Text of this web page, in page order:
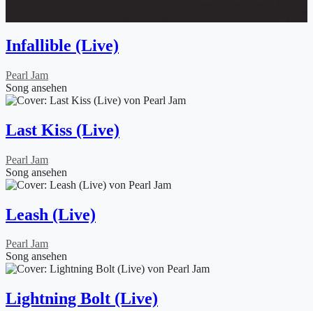
Infallible (Live)
Pearl Jam
Song ansehen
Last Kiss (Live)
Pearl Jam
Song ansehen
Leash (Live)
Pearl Jam
Song ansehen
Lightning Bolt (Live)